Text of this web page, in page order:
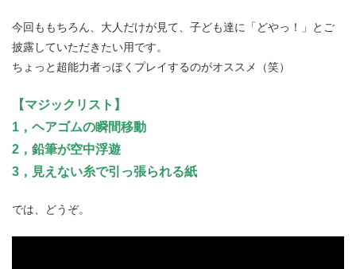
今回ももちろん、大人だけが見て、子ども達に「どやっ！」とご
披露していただきたい用です。
ちょっと超能力者っぽくプレイするのがオススメ（笑）
【マジックリスト】
1，ヘアゴムの瞬間移動
2，鉛筆が空中浮遊
3，見えない糸で引っ張られる紙
では、どうぞ。